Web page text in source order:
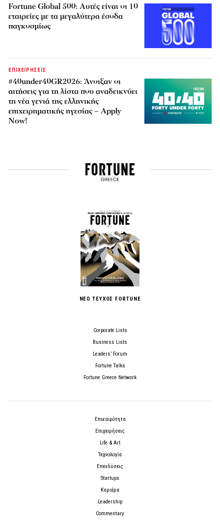
Fortune Global 500: Αυτές είναι οι 10
εταιρείες με τα μεγαλύτερα έσοδα
παγκοσμίως
ΕΠΙΧΕΙΡΗΣΕΙΣ
#40under40GR2026: Άνοιξαν οι
αιτήσεις για τη λίστα που αναδεικνύει
τη νέα γενιά της ελληνικής
επιχειρηματικής ηγεσίας – Apply
Now!
ΝΕΟ ΤΕΥΧΟΣ FORTUNE
Corporate Lists
Business Lists
Leaders’ Forum
Fortune Talks
Fortune Greece Network
Επικαιρότητα
Επιχειρήσεις
Life & Art
Τεχνολογία
Επενδύσεις
Startups
Καριέρα
Leadership
Commentary